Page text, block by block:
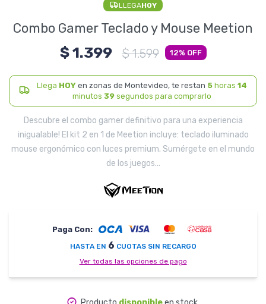
LLEGAHOY
Combo Gamer Teclado y Mouse Meetion
$1.399 $ 1.599 12
Llega HOY en zonas de Montevideo, te restan 5 horas 14
minutos 38 segundos para comprarlo
Descubre el combo gamer definitivo para una experiencia
inigualable! El kit 2 en 1 de Meetion incluye: teclado iluminado
mouse ergonómico con luces premium. Sumérgete en el mundo
de los juegos...
Paga Con:
HASTA EN 6 CUOTAS SIN RECARGO
Ver todas las opciones de pago
Pequeños electrodomésticos
Deportes y Tiempo Libre
Bebés y Niños
Herramientas
Belleza y Salud